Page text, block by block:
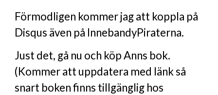
Förmodligen kommer jag att koppla på
Disqus även på InnebandyPiraterna.
Just det, gå nu och köp Anns bok.
(Kommer att uppdatera med länk så
snart boken finns tillgänglig hos